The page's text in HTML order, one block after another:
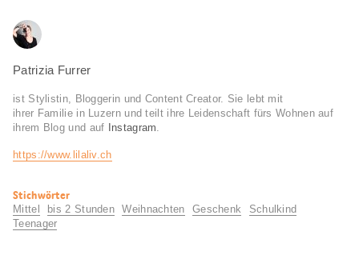
Patrizia Furrer
ist Stylistin, Bloggerin und Content Creator. Sie lebt mit
ihrer Familie in Luzern und teilt ihre Leidenschaft fürs Wohnen auf
ihrem Blog und auf
Instagram
https://www.lilaliv.ch
Nützliche
Informationen
Stichwörter
Mittel bis 2 Stunden Weihnachten Geschenk
Schulkind
Teenager